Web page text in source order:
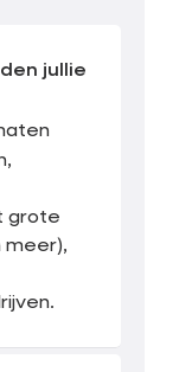
jullie
grote
meer),